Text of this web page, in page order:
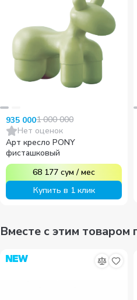
935 0001 000 000
Нет оценок
Арт кресло PONY
фисташковый
68 177 сум /мес
Купить в 1 клик
Вместе с этим товаром